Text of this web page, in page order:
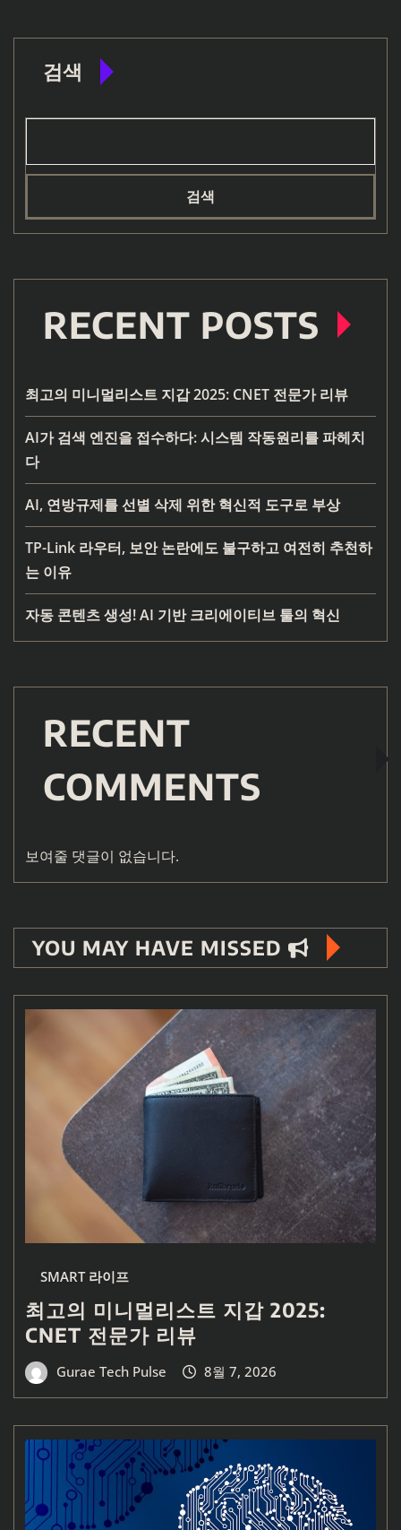
검색
검색
RECENT POSTS
최고의 미니멀리스트 지갑 2025: CNET 전문가 리뷰
AI가 검색 엔진을 접수하다: 시스템 작동원리를 파헤치
다
AI, 연방규제를 선별 삭제 위한 혁신적 도구로 부상
TP-Link 라우터, 보안 논란에도 불구하고 여전히 추천하
는 이유
자동 콘텐츠 생성! AI 기반 크리에이티브 툴의 혁신
RECENT
COMMENTS
보여줄 댓글이 없습니다.
YOU MAY HAVE MISSED
SMART 라이프
최고의 미니멀리스트 지갑 2025:
CNET 전문가 리뷰
Gurae Tech Pulse 8월 7, 2026